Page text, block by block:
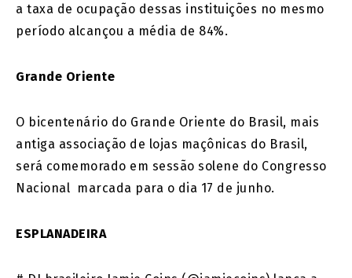
a taxa de ocupação dessas instituições no mesmo
período alcançou a média de 84%.
Grande Oriente
O bicentenário do Grande Oriente do Brasil, mais
antiga associação de lojas maçônicas do Brasil,
será comemorado em sessão solene do Congresso
Nacional marcada para o dia 17 de junho.
ESPLANADEIRA